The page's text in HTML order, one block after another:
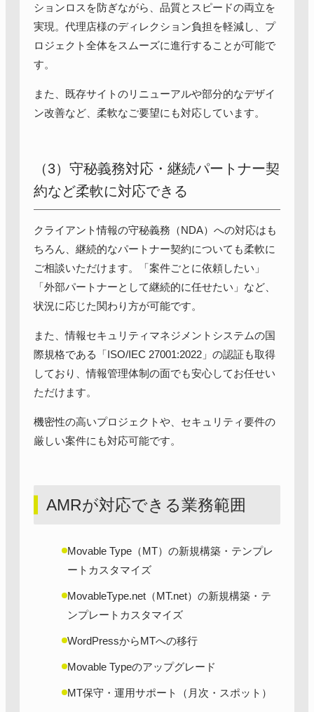
ションロスを防ぎながら、品質とスピードの両立を
実現。代理店様のディレクション負担を軽減し、プ
ロジェクト全体をスムーズに進行することが可能で
す。
また、既存サイトのリニューアルや部分的なデザイ
ン改善など、柔軟なご要望にも対応しています。
（3）守秘義務対応・継続パートナー契
約など柔軟に対応できる
クライアント情報の守秘義務（NDA）への対応はも
ちろん、継続的なパートナー契約についても柔軟に
ご相談いただけます。「案件ごとに依頼したい」
「外部パートナーとして継続的に任せたい」など、
状況に応じた関わり方が可能です。
また、情報セキュリティマネジメントシステムの国
際規格である「ISO/IEC 27001:2022」の認証も取得
しており、情報管理体制の面でも安心してお任せい
ただけます。
機密性の高いプロジェクトや、セキュリティ要件の
厳しい案件にも対応可能です。
AMRが対応できる業務範囲
Movable Type（MT）の新規構築・テンプレ
ートカスタマイズ
MovableType.net（MT.net）の新規構築・テ
ンプレートカスタマイズ
WordPressからMTへの移行
Movable Typeのアップグレード
MT保守・運用サポート（月次・スポット）